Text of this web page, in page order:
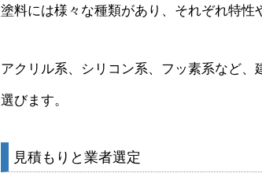
塗料には様々な種類があり、それぞれ特性
アクリル系、シリコン系、フッ素系など
選びます。
見積もりと業者選定